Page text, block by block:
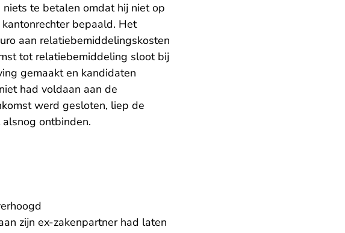
te betalen omdat hij niet op
bepaald. Het
aan relatiebemiddelingskosten
tot relatiebemiddeling sloot bij
gemaakt en kandidaten
had voldaan aan de
werd gesloten, liep de
ontbinden.
zijn ex-zakenpartner had laten